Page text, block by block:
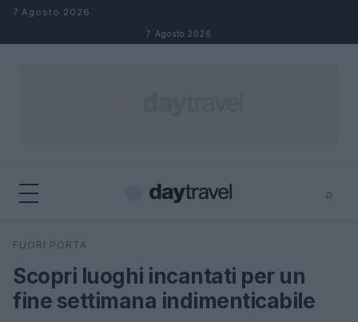
Salta al contenuto
7 Agosto 2026
7 Agosto 2026
⌕
Cerca
FUORI PORTA
Scopri luoghi incantati per un
fine settimana indimenticabile